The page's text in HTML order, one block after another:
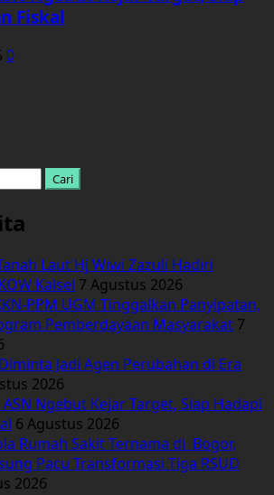
Fiskal
0
Laut Hj Wiwi Zazuli Hadiri
Kalsel 7 Agustus 2026
PPM UGM Tinggalkan Panyipatan,
Pemberdayaan Masyarakat 7
Jadi Agen Perubahan di Era
2026
Ngebut Kejar Target, Siap Hadapi
6 Agustus 2026
Rumah Sakit Ternama di Bogor,
Pacu Transformasi Tiga RSUD
2026